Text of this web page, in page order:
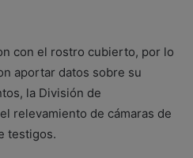
con el rostro cubierto, por lo
aportar datos sobre su
la División de
relevamiento de cámaras de
testigos.